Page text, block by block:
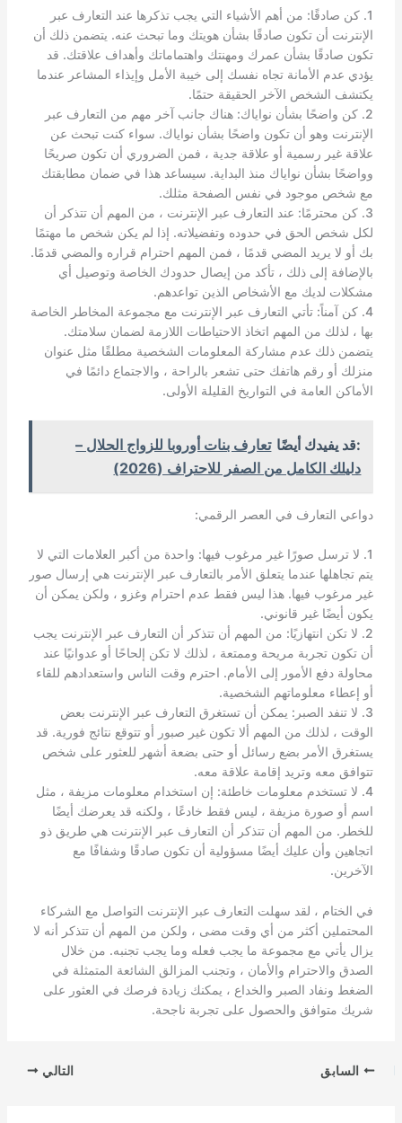
1. كن صادقًا: من أهم الأشياء التي يجب تذكرها عند التعارف عبر
الإنترنت أن تكون صادقًا بشأن هويتك وما تبحث عنه. يتضمن ذلك أن
تكون صادقًا بشأن عمرك ومهنتك واهتماماتك وأهداف علاقتك. قد
يؤدي عدم الأمانة تجاه نفسك إلى خيبة الأمل وإيذاء المشاعر عندما
يكتشف الشخص الآخر الحقيقة حتمًا.
2. كن واضحًا بشأن نواياك: هناك جانب آخر مهم من التعارف عبر
الإنترنت وهو أن تكون واضحًا بشأن نواياك. سواء كنت تبحث عن
علاقة غير رسمية أو علاقة جدية ، فمن الضروري أن تكون صريحًا
وواضحًا بشأن نواياك منذ البداية. سيساعد هذا في ضمان مطابقتك
مع شخص موجود في نفس الصفحة مثلك.
3. كن محترمًا: عند التعارف عبر الإنترنت ، من المهم أن تتذكر أن
لكل شخص الحق في حدوده وتفضيلاته. إذا لم يكن شخص ما مهتمًا
بك أو لا يريد المضي قدمًا ، فمن المهم احترام قراره والمضي قدمًا.
بالإضافة إلى ذلك ، تأكد من إيصال حدودك الخاصة وتوصيل أي
مشكلات لديك مع الأشخاص الذين تواعدهم.
4. كن آمناً: تأتي التعارف عبر الإنترنت مع مجموعة المخاطر الخاصة
بها ، لذلك من المهم اتخاذ الاحتياطات اللازمة لضمان سلامتك.
يتضمن ذلك عدم مشاركة المعلومات الشخصية مطلقًا مثل عنوان
منزلك أو رقم هاتفك حتى تشعر بالراحة ، والاجتماع دائمًا في
الأماكن العامة في التواريخ القليلة الأولى.
:قد يفيدك أيضًا تعارف بنات أوروبا للزواج الحلال –
دليلك الكامل من الصفر للاحتراف (2026)
دواعي التعارف في العصر الرقمي:
1. لا ترسل صورًا غير مرغوب فيها: واحدة من أكبر العلامات التي لا
يتم تجاهلها عندما يتعلق الأمر بالتعارف عبر الإنترنت هي إرسال صور
غير مرغوب فيها. هذا ليس فقط عدم احترام وغزو ، ولكن يمكن أن
يكون أيضًا غير قانوني.
2. لا تكن انتهازيًا: من المهم أن تتذكر أن التعارف عبر الإنترنت يجب
أن تكون تجربة مريحة وممتعة ، لذلك لا تكن إلحاحًا أو عدوانيًا عند
محاولة دفع الأمور إلى الأمام. احترم وقت الناس واستعدادهم للقاء
أو إعطاء معلوماتهم الشخصية.
3. لا تنفد الصبر: يمكن أن تستغرق التعارف عبر الإنترنت بعض
الوقت ، لذلك من المهم ألا تكون غير صبور أو تتوقع نتائج فورية. قد
يستغرق الأمر بضع رسائل أو حتى بضعة أشهر للعثور على شخص
تتوافق معه وتريد إقامة علاقة معه.
4. لا تستخدم معلومات خاطئة: إن استخدام معلومات مزيفة ، مثل
اسم أو صورة مزيفة ، ليس فقط خادعًا ، ولكنه قد يعرضك أيضًا
للخطر. من المهم أن تتذكر أن التعارف عبر الإنترنت هي طريق ذو
اتجاهين وأن عليك أيضًا مسؤولية أن تكون صادقًا وشفافًا مع
الآخرين.
في الختام ، لقد سهلت التعارف عبر الإنترنت التواصل مع الشركاء
المحتملين أكثر من أي وقت مضى ، ولكن من المهم أن تتذكر أنه لا
يزال يأتي مع مجموعة ما يجب فعله وما يجب تجنبه. من خلال
الصدق والاحترام والأمان ، وتجنب المزالق الشائعة المتمثلة في
الضغط ونفاد الصبر والخداع ، يمكنك زيادة فرصك في العثور على
شريك متوافق والحصول على تجربة ناجحة.
السابق التالي